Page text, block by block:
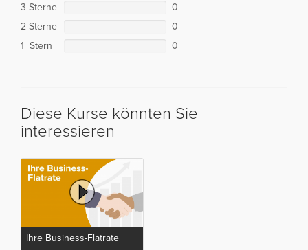
3 Sterne
0
2 Sterne
0
1 Stern
0
Diese Kurse könnten Sie
interessieren
Ihre Business-Flatrate